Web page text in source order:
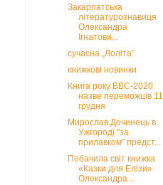
Закарпатська
літературознавиця
Олександра
Ігнатови...
сучасна „Лоліта”
книжкові новинки
Книга року ВВС-2020
назве переможців 11
грудня
Мирослав Дочинець в
Ужгороді "за
прилавком" предст...
Побачила світ книжка
«Казки для Елізи»
Олександра ...